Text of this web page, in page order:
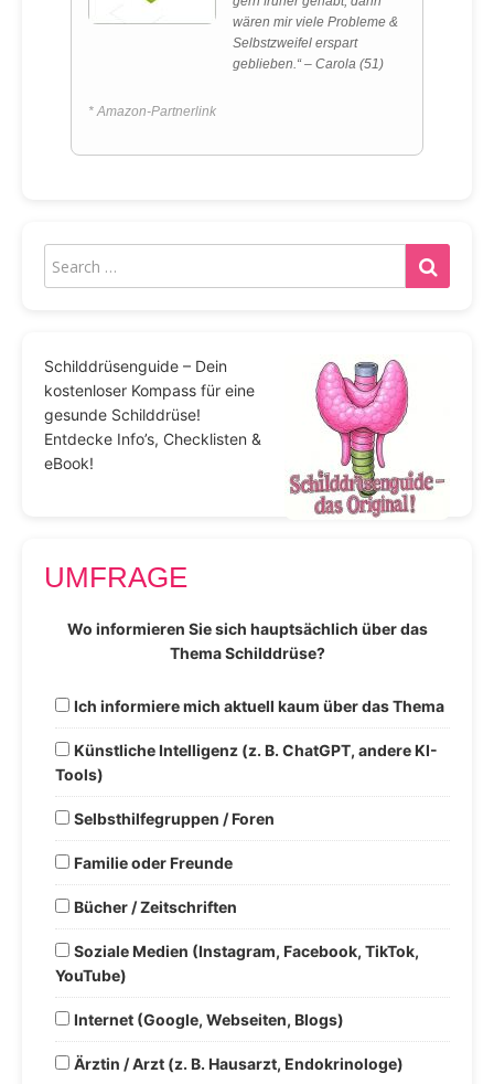
wären mir viele Probleme &
Selbstzweifel erspart
geblieben.“ – Carola (51)
* Amazon-Partnerlink
Schilddrüsenguide – Dein
kostenloser Kompass für eine
gesunde Schilddrüse!
Entdecke Info’s, Checklisten &
eBook!
UMFRAGE
Wo informieren Sie sich hauptsächlich über das
Thema Schilddrüse?
Ich informiere mich aktuell kaum über das Thema
Künstliche Intelligenz (z. B. ChatGPT, andere KI-
Tools)
Selbsthilfegruppen / Foren
Familie oder Freunde
Bücher / Zeitschriften
Soziale Medien (Instagram, Facebook, TikTok,
YouTube)
Internet (Google, Webseiten, Blogs)
Ärztin / Arzt (z. B. Hausarzt, Endokrinologe)